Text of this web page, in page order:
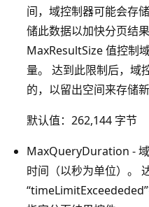
间，域控制器可能会存
储此数据以加快分页结
MaxResultSize 值控制
量。 达到此限制后，域
的，以留出空间来存储
默认值：262,144 字节
MaxQueryDuration -
时间（以秒为单位）。